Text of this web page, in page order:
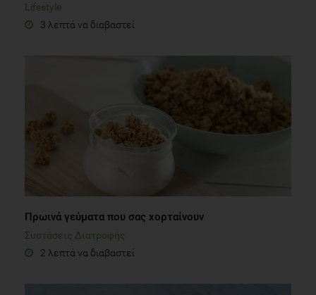
Lifestyle
3 λεπτά να διαβαστεί
Πρωινά γεύματα που σας χορταίνουν
Συστάσεις Διατροφής
2 λεπτά να διαβαστεί